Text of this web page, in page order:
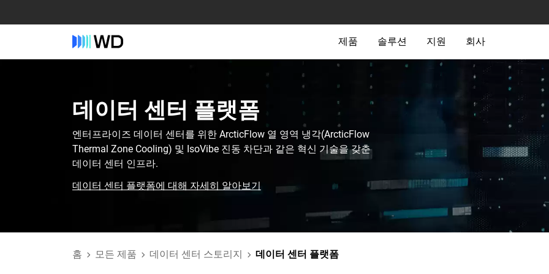
제품 솔루션 지원 회사
데이터 센터 플랫폼‎
엔터프라이즈 데이터 센터를 위한 ArcticFlow 열 영역 냉각(ArcticFlow
Thermal Zone Cooling) 및 IsoVibe 진동 차단과 같은 혁신 기술을 갖춘
데이터 센터 인프라.
데이터 센터 플랫폼에 대해 자세히 알아보기
홈 모든 제품 데이터 센터 스토리지 데이터 센터 플랫폼